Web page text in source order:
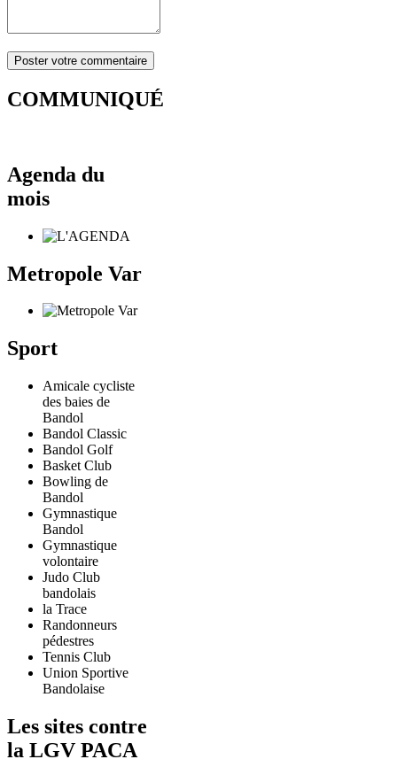
COMMUNIQUÉ
Agenda du
mois
Metropole Var
Sport
Amicale cycliste
des baies de
Bandol
Bandol Classic
Bandol Golf
Basket Club
Bowling de
Bandol
Gymnastique
Bandol
Gymnastique
volontaire
Judo Club
bandolais
la Trace
Randonneurs
pédestres
Tennis Club
Union Sportive
Bandolaise
Les sites contre
la LGV PACA